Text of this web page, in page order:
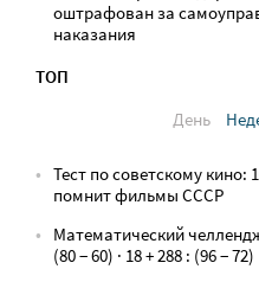
оштрафован за
наказания
ТОП
День
Тест по советскому кино:
помнит фильмы СССР
Математический
(80 − 60) · 18 + 288 : (96 − 72)